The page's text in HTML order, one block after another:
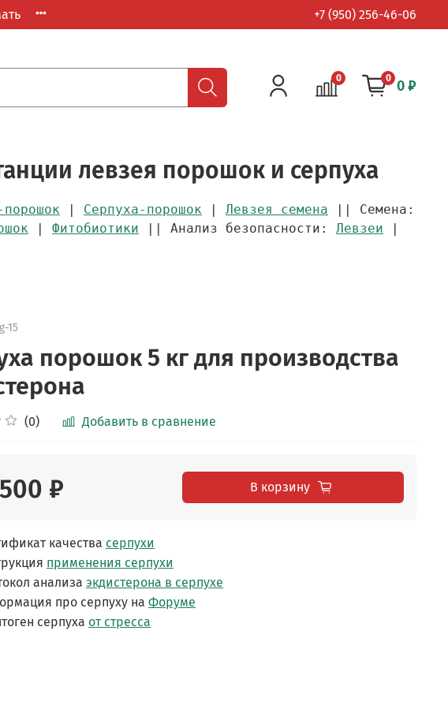
+7 (950) 256-46-06
0 0 0 ₽
левзея порошок и серпуха
| Серпуха-порошок | Левзея семена || Семена:
| Фитобиотики || Анализ безопасности: Левзеи |
15
порошок 5 кг для производства
(0) Добавить в сравнение
₽ В корзину
качества серпухи
применения серпухи
анализа экдистерона в серпухе
про серпуху на Форуме
серпуха от стресса